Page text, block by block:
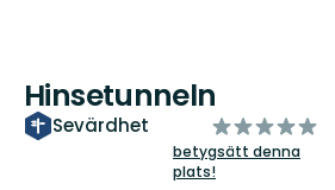
Hinsetunneln
Sevärdhet
av
5
stjärnor
betygsätt denna
plats!